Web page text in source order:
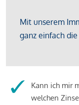
Kann ich mir
welchen